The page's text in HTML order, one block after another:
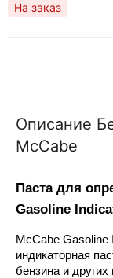
На заказ
Описание
McCabe
Паста для
Gasoline
McCabe
индикаторная
бензина и